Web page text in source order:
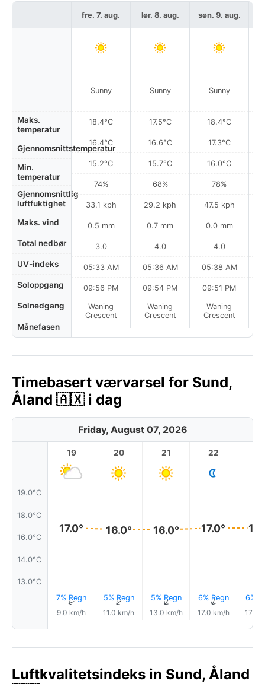
Maks.
temperatur
Gjennomsnittstemperatur
Min.
temperatur
Gjennomsnittlig
luftfuktighet
Maks. vind
Total nedbør
UV-indeks
Soloppgang
Solnedgang
Månefasen
fre. 7. aug.
Sunny
18.4°C
16.4°C
15.2°C
74%
33.1 kph
0.5 mm
3.0
05:33 AM
09:56 PM
Waning
Crescent
lør. 8. aug.
Sunny
17.5°C
16.6°C
15.7°C
68%
29.2 kph
0.7 mm
4.0
05:36 AM
09:54 PM
Waning
Crescent
søn. 9. aug.
Sunny
18.4°C
17.3°C
16.0°C
78%
47.5 kph
0.0 mm
4.0
05:38 AM
09:51 PM
Waning
Crescent
Timebasert værvarsel for Sund,
Åland 🇦🇽 i dag
Friday, August 07, 2026
19.0°C
18.0°C
16.0°C
14.0°C
13.0°C
19
17.0°
7% Regn
↑
9.0 km/h
20
16.0°
5% Regn
↑
11.0 km/h
21
16.0°
5% Regn
↑
13.0 km/h
22
17.0°
6% Regn
↑
17.0 km/h
6%
17.0
Luftkvalitetsindeks in Sund, Åland